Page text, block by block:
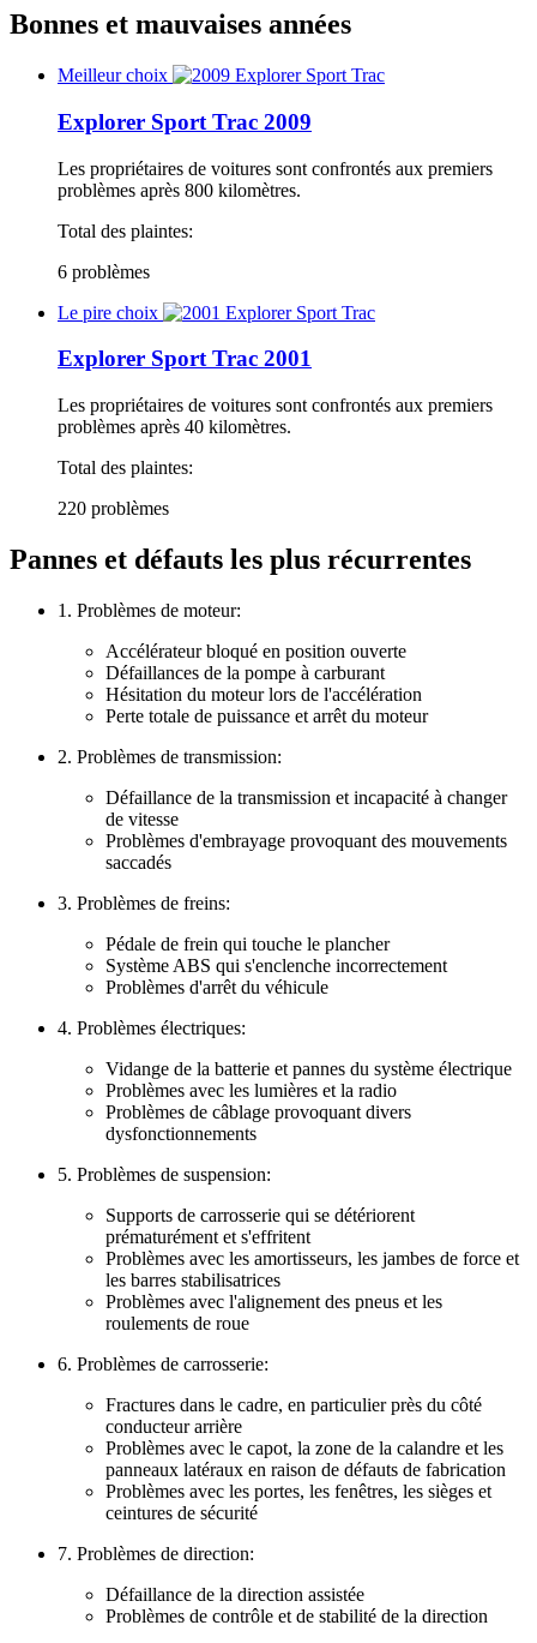
Bonnes et mauvaises années
Meilleur choix
Explorer Sport Trac 2009
Les propriétaires de voitures sont confrontés aux premiers
problèmes après 800 kilomètres.
Total des plaintes:
6 problèmes
Le pire choix
Explorer Sport Trac 2001
Les propriétaires de voitures sont confrontés aux premiers
problèmes après 40 kilomètres.
Total des plaintes:
220 problèmes
Pannes et défauts les plus récurrentes
1. Problèmes de moteur:
Accélérateur bloqué en position ouverte
Défaillances de la pompe à carburant
Hésitation du moteur lors de l'accélération
Perte totale de puissance et arrêt du moteur
2. Problèmes de transmission:
Défaillance de la transmission et incapacité à changer
de vitesse
Problèmes d'embrayage provoquant des mouvements
saccadés
3. Problèmes de freins:
Pédale de frein qui touche le plancher
Système ABS qui s'enclenche incorrectement
Problèmes d'arrêt du véhicule
4. Problèmes électriques:
Vidange de la batterie et pannes du système électrique
Problèmes avec les lumières et la radio
Problèmes de câblage provoquant divers
dysfonctionnements
5. Problèmes de suspension:
Supports de carrosserie qui se détériorent
prématurément et s'effritent
Problèmes avec les amortisseurs, les jambes de force et
les barres stabilisatrices
Problèmes avec l'alignement des pneus et les
roulements de roue
6. Problèmes de carrosserie:
Fractures dans le cadre, en particulier près du côté
conducteur arrière
Problèmes avec le capot, la zone de la calandre et les
panneaux latéraux en raison de défauts de fabrication
Problèmes avec les portes, les fenêtres, les sièges et
ceintures de sécurité
7. Problèmes de direction:
Défaillance de la direction assistée
Problèmes de contrôle et de stabilité de la direction